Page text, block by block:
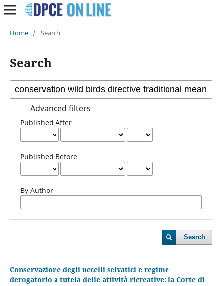
Home / Search
Search
Advanced filters
Published After
Published Before
By Author
Search
Conservazione degli uccelli selvatici e regime
derogatorio a tutela delle attività ricreative: la Corte di